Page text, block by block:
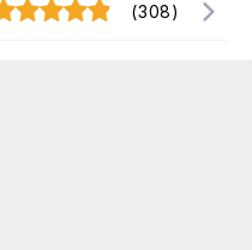
(308)